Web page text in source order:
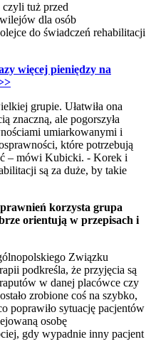
tuż przed
dla osób
do świadczeń rehabilitacji
więcej pieniędzy na
grupie. Ułatwiła ona
znaczną, ale pogorszyła
umiarkowanymi i
które potrzebują
– mówi Kubicki. - Korek i
są za duże, by takie
korzysta grupa
orientują w przepisach i
Związku
podkreśla, że przyjęcia są
w danej placówce czy
zrobione coś na szybko,
poprawiło sytuację pacjentów
osobę
gdy wypadnie inny pacjent